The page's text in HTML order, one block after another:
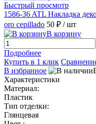
Быстрый просмотр
1586-36 ATL Накладка
oro cepillado 50 ₽ / шт
В корзину
Подробнее
Купить в 1 клик
В избранное
Характеристики
Материал:
Пластик
Тип отделки:
Глянцевая